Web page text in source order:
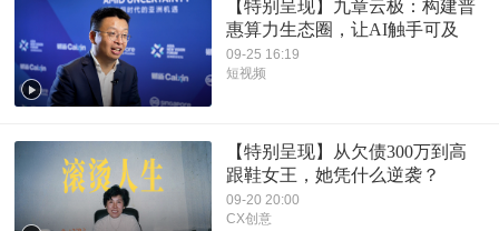
【特别呈现】九章云极：构建普
惠算力生态圈，让AI触手可及
09-25 16:19
短视频
【特别呈现】从欠债300万到高
跟鞋女王，她凭什么逆袭？
09-20 20:00
CX创意